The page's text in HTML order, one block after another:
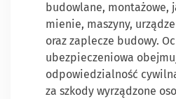
budowlane, montażowe,
mienie, maszyny,
oraz zaplecze budowy.
ubezpieczeniowa
odpowiedzialność
za szkody wyrządzone